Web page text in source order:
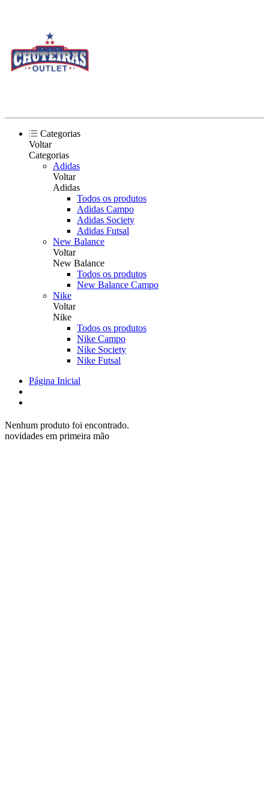
Categorias
Voltar
Categorias
Adidas
Voltar
Adidas
Todos os produtos
Adidas Campo
Adidas Society
Adidas Futsal
New Balance
Voltar
New Balance
Todos os produtos
New Balance Campo
Nike
Voltar
Nike
Todos os produtos
Nike Campo
Nike Society
Nike Futsal
Página Inicial
Nenhum produto foi encontrado.
novidades em primeira mão